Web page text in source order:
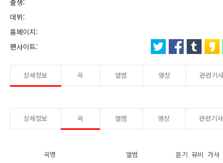
출생:
데뷔:
홈페이지:
팬사이트:
상세정보 곡 앨범 영상 관련기
상세정보 곡 앨범 영상 관련기사
곡명 앨범 듣기 뮤비 가사